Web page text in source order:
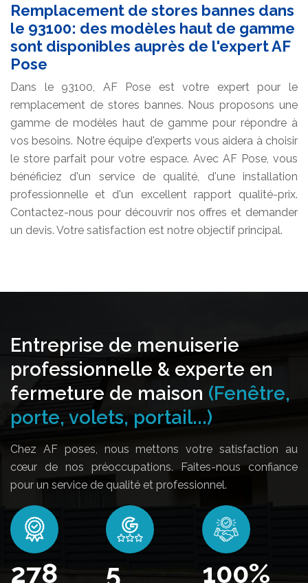
Remplacement de stores bannes dans
le 93100: des modèles haut de gamme
sont disponibles auprès de l'expert AF
Pose
Dans le 93100, AF Pose est votre expert pour le
remplacement de stores bannes. Nous proposons une
gamme de modèles haut de gamme pour répondre à
vos besoins. Notre équipe d'experts vous aidera à choisir
le store parfait pour votre espace. Avec AF Pose, vous
bénéficiez d'un service de qualité, d'une installation
professionnelle et d'un excellent rapport qualité-prix.
Contactez-nous pour découvrir nos offres et demander
un devis. Votre satisfaction est notre objectif principal.
Entreprise de menuiserie
professionnelle & experte en
fermeture de maison (Fenêtre,
porte, volets, portail...)
Chez AF poses, nous mettons votre satisfaction au
cœur de nos préoccupations. Faites-nous confiance
pour un service de qualité et professionnel.
340 5 100%